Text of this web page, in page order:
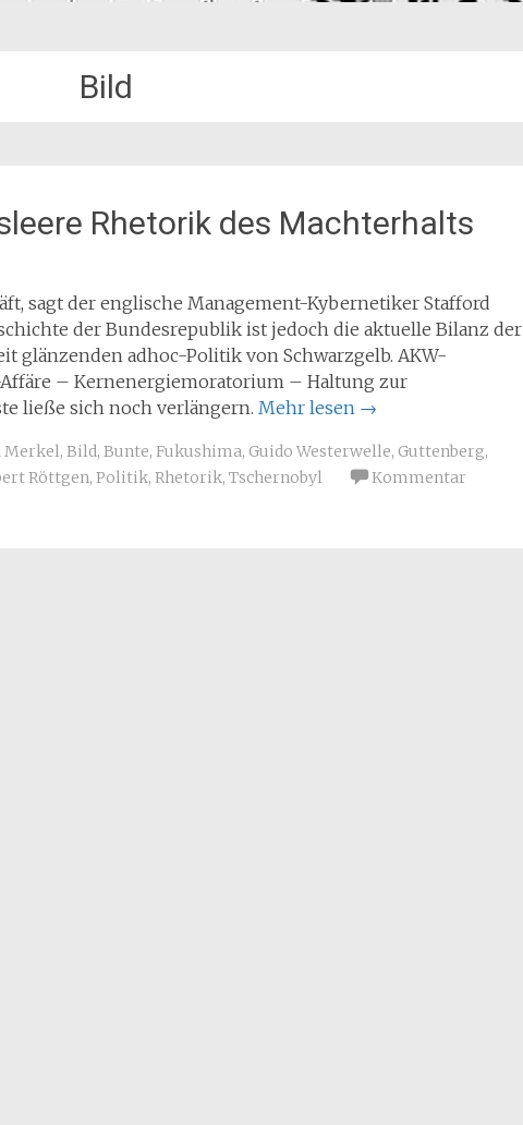
Bild
Rhetorik des Machterhalts
sagt der englische Management-Kybernetiker Stafford
der Bundesrepublik ist jedoch die aktuelle Bilanz der
glänzenden adhoc-Politik von Schwarzgelb. AKW-
– Kernenergiemoratorium – Haltung zur
ließe sich noch verlängern. Mehr lesen →
Merkel, Bild, Bunte, Fukushima, Guido Westerwelle, Guttenberg,
Röttgen, Politik, Rhetorik, Tschernobyl
Kommentar